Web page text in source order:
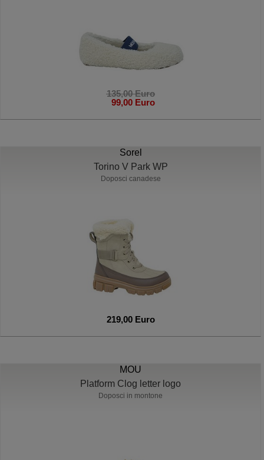
135,00 Euro
99,00 Euro
Sorel
Torino V Park WP
Doposci canadese
219,00 Euro
MOU
Platform Clog letter logo
Doposci in montone